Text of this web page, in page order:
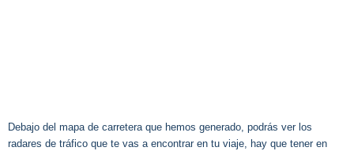
Debajo del mapa de carretera que hemos generado, podrás ver los
radares de tráfico que te vas a encontrar en tu viaje, hay que tener en